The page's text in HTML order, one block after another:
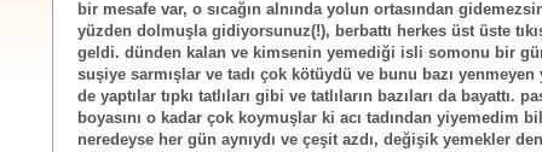
bir mesafe var, o sıcağın alnında yolun ortasından
yüzden dolmuşla gidiyorsunuz(!), berbattı herkes üst üste
geldi. dünden kalan ve kimsenin yemediği isli somonu bir
suşiye sarmışlar ve tadı çok kötüydü ve bunu bazı yenmeyen
de yaptılar tıpkı tatlıları gibi ve tatlıların bazıları da bayattı.
boyasını o kadar çok koymuşlar ki acı tadından yiyemedim
neredeyse her gün aynıydı ve çeşit azdı, değişik yemekler